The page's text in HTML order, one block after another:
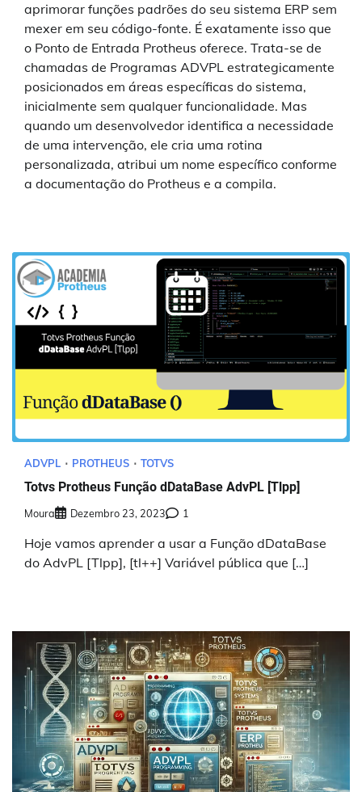
aprimorar funções padrões do seu sistema ERP sem
mexer em seu código-fonte. É exatamente isso que
o Ponto de Entrada Protheus oferece. Trata-se de
chamadas de Programas ADVPL estrategicamente
posicionados em áreas específicas do sistema,
inicialmente sem qualquer funcionalidade. Mas
quando um desenvolvedor identifica a necessidade
de uma intervenção, ele cria uma rotina
personalizada, atribui um nome específico conforme
a documentação do Protheus e a compila.
ADVPL PROTHEUS TOTVS
Totvs Protheus Função dDataBase AdvPL [Tlpp]
Moura Dezembro 23, 2023 1
Hoje vamos aprender a usar a Função dDataBase
do AdvPL [Tlpp], [tl++] Variável pública que […]